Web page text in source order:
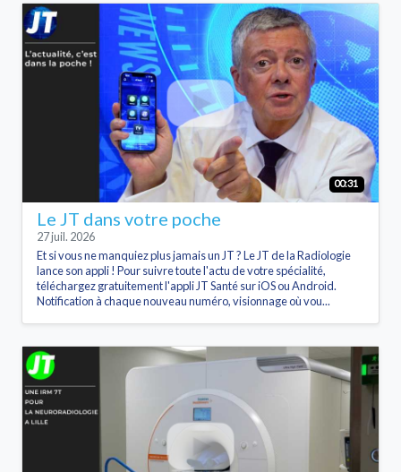
00:31
Le JT dans votre poche
27 juil. 2026
Et si vous ne manquiez plus jamais un JT ? Le JT de la Radiologie
lance son appli ! Pour suivre toute l'actu de votre spécialité,
téléchargez gratuitement l'appli JT Santé sur iOS ou Android.
Notification à chaque nouveau numéro, visionnage où vou...